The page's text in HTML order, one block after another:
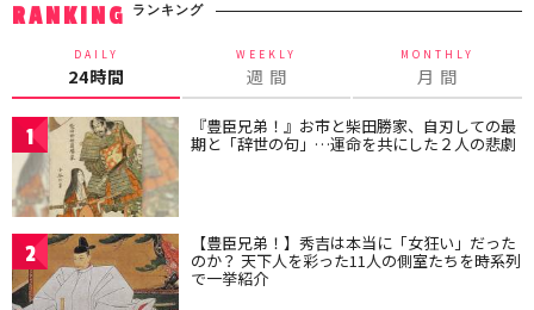
RANKING ランキング
DAILY
24時間
WEEKLY
週 間
MONTHLY
月 間
1 『豊臣兄弟！』お市と柴田勝家、自刃しての最
期と「辞世の句」…運命を共にした２人の悲劇
2 【豊臣兄弟！】秀吉は本当に「女狂い」だった
のか？ 天下人を彩った11人の側室たちを時系列
で一挙紹介